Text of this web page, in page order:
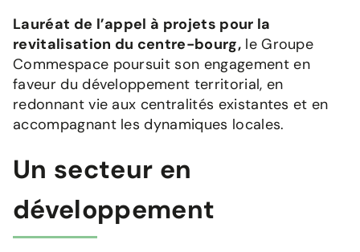
Lauréat de l’appel à projets pour la
revitalisation du centre-bourg,le Groupe
Commespace poursuit son engagement en
faveur du développement territorial, en
redonnant vie aux centralités existantes et en
accompagnant les dynamiques locales.
Un secteur en
développement